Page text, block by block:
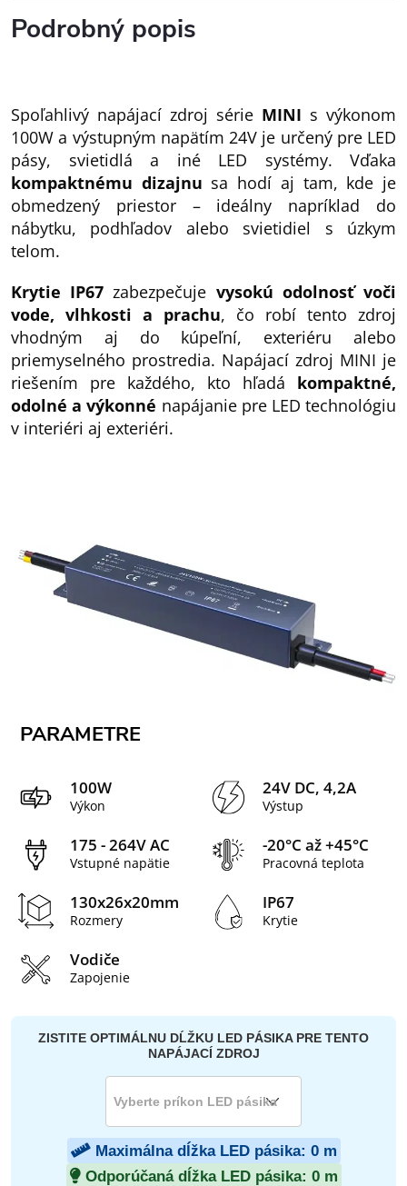
Podrobný popis
Spoľahlivý napájací zdroj série MINI s výkonom
100W a výstupným napätím 24V je určený pre LED
pásy, svietidlá a iné LED systémy. Vďaka
kompaktnému dizajnu sa hodí aj tam, kde je
obmedzený priestor – ideálny napríklad do
nábytku, podhľadov alebo svietidiel s úzkym
telom.
Krytie IP67 zabezpečuje vysokú odolnosť voči
vode, vlhkosti a prachu, čo robí tento zdroj
vhodným aj do kúpeľní, exteriéru alebo
priemyselného prostredia. Napájací zdroj MINI je
riešením pre každého, kto hľadá kompaktné,
odolné a výkonné napájanie pre LED technológiu
v interiéri aj exteriéri.
PARAMETRE
100W
Výkon
24V DC, 4,2A
Výstup
175 - 264V AC
Vstupné napätie
-20°C až +45°C
Pracovná teplota
130x26x20mm
Rozmery
IP67
Krytie
Vodiče
Zapojenie
ZISTITE OPTIMÁLNU DĹŽKU LED PÁSIKA PRE TENTO
NAPÁJACÍ ZDROJ
Maximálna dĺžka LED pásika: 0m
Odporúčaná dĺžka LED pásika: 0m